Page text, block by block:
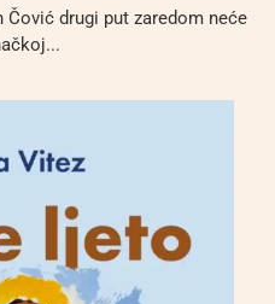
Čović drugi put zaredom neće